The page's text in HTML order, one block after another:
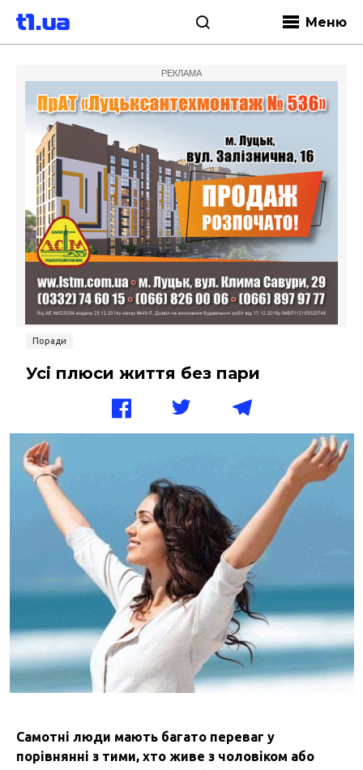
Меню
РЕКЛАМА
Поради
Усі плюси життя без пари
Самотні люди мають багато переваг у
порівнянні з тими, хто живе з чоловіком або